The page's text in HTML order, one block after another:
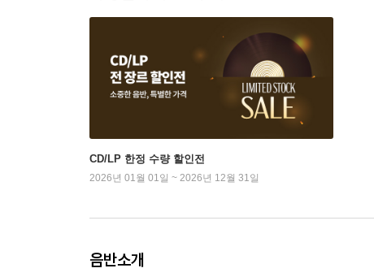
CD/LP 한정 수량 할인전
2026년 01월 01일 ~ 2026년 12월 31일
음반소개